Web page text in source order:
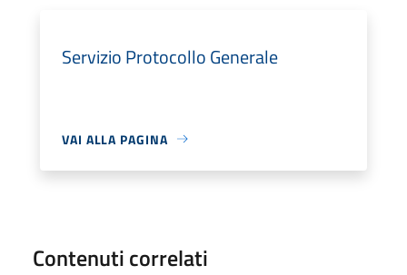
Servizio Protocollo Generale
VAI ALLA PAGINA
Contenuti correlati